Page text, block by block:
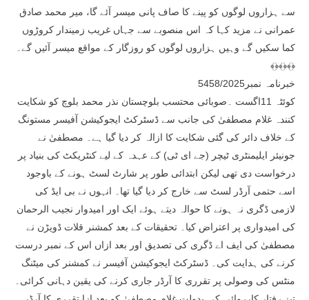
سے ہزاروں لوگوں کو پینے کا صاف پانی میسر آئے گا، میر محمد صادق
عمرانی نے مزید کہا کہ اس منصوبے سے جہاں غریب زمیندار کروڑوں
کما سکیں گے وہیں ہزاروں لوگوں کو روزگار کے مواقع میسر آئیں گے۔
﴾﴿﴾﴿﴾﴿
خبرنامہ نمبر5458/2025
کوئٹہ 11اگست ۔صوبائی محتسب بلوچستان نذر محمد بلوچ کو شکایت
کنندہ غلام مصطفیٰ کی جانب سے ڈسٹرکٹ ایجوکیشن آفیسر مستونگ
کے خلاف دائر کی گئی شکایت کا ازالہ کر دیا گیا ہے۔ مصطفیٰ نے
جونیئر ایلیمنٹری ٹیچر (جے ای ٹی) کے عہدہ کے لیے کنٹریکٹ کی بنیاد پر
درخواست دی تھی لیکن ابتدائی طور پر شارٹ لسٹ ہونے کے باوجود
اسے حتمی آرڈر لسٹ سے خارج کر دیا گیا تھا۔ انہوں نے بی ایڈ کی
لازمی ڈگری نہ ہونے کا حوالہ دیتے ہوئے ایک اور امیدوار نجیب الرحمان
کی امیدواری پر اعتراض کیا۔ تحقیقات کے بعد کمشنر قلات ڈویڑن نے
مصطفیٰ کی ایف اے ڈگری کی تصدیق اور بعد ازاں اس کے نمبر درست
کرنے کی ہدایت کی۔ ڈسٹرکٹ ایجوکیشن آفیسر نے کمشنر کی میٹنگ
منٹس کی وصولی پر تقرری کا آرڈر جاری کرنے کی یقین دہانی کرائی۔